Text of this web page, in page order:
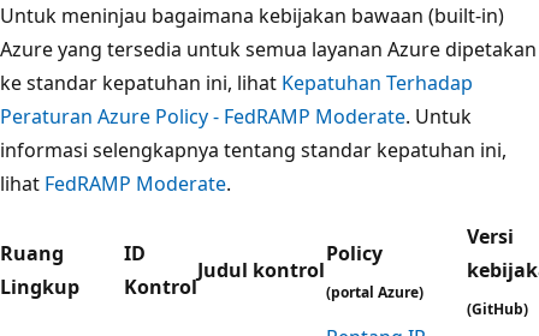
Untuk meninjau bagaimana kebijakan bawaan (built-in)
Azure yang tersedia untuk semua layanan Azure dipetakan
ke standar kepatuhan ini, lihat Kepatuhan Terhadap
Peraturan Azure Policy - FedRAMP Moderate. Untuk
informasi selengkapnya tentang standar kepatuhan ini,
lihat FedRAMP Moderate.
Ruang
Lingkup
ID
Kontrol
Judul kontrol
Policy
(portal Azure)
Versi
(GitHub)